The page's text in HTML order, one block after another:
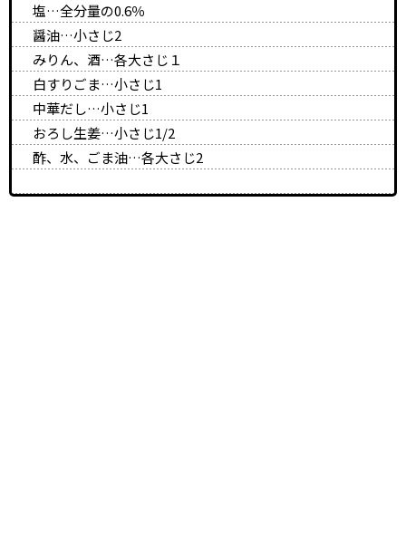
塩…全分量の0.6％
醤油…小さじ2
みりん、酒…各大さじ１
白すりごま…小さじ1
中華だし…小さじ1
おろし生姜…小さじ1/2
酢、水、ごま油…各大さじ2